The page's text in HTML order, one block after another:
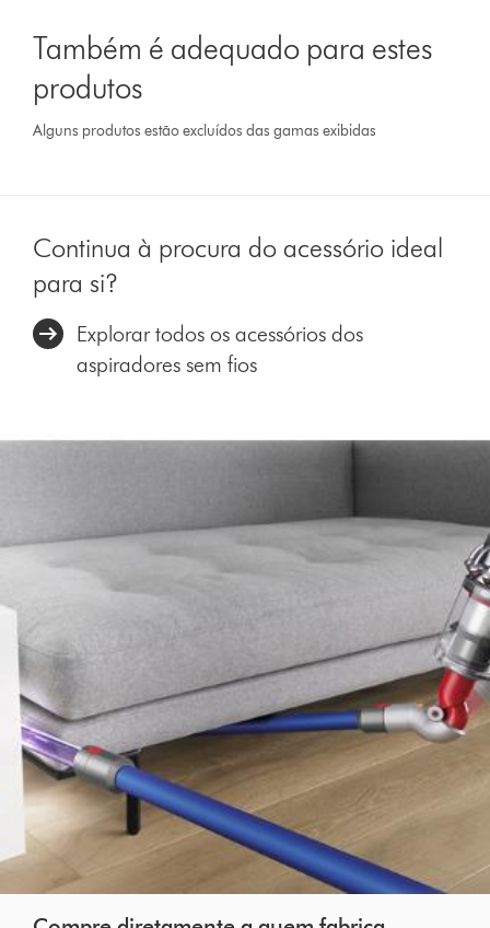
Também é adequado para estes
produtos
Alguns produtos estão excluídos das gamas exibidas
Continua à procura do acessório ideal
para si?
Explorar todos os acessórios dos
aspiradores sem fios